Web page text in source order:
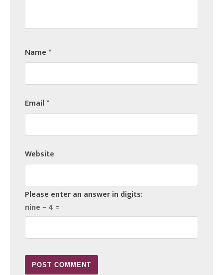
Name*
Email*
Website
Please enter an answer in digits:
nine − 4 =